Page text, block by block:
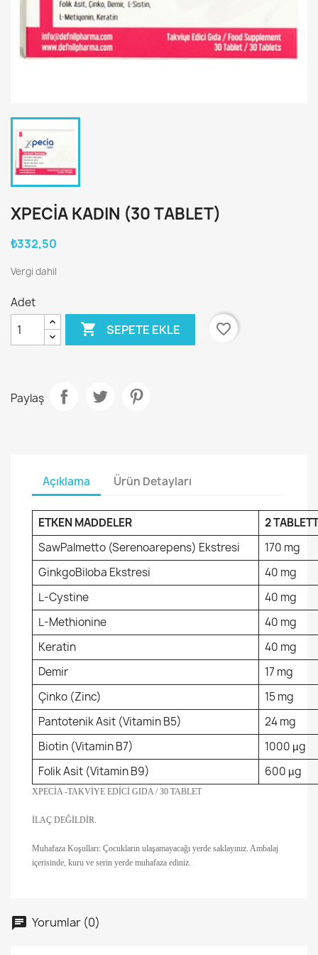
XPECIA KADIN (30 TABLET)
₺332,50
Vergi dahil
Adet
 SEPETE EKLE favorite_border
Paylaş
Açıklama Ürün Detayları
ETKEN MADDELER
2
SawPalmetto (Serenoarepens) Ekstresi
170 mg
GinkgoBiloba Ekstresi
40 mg
L-Cystine
40 mg
L-Methionine
40 mg
Keratin
40 mg
Demir
17 mg
Çinko (Zinc)
15 mg
Pantotenik Asit (Vitamin B5)
24 mg
Biotin (Vitamin B7)
1000 µg
Folik Asit (Vitamin B9)
600 µg
XPECİA -TAKVİYE EDİCİ GIDA / 30 TABLET
İLAÇ DEĞİLDİR.
Muhafaza Koşulları: Çocukların ulaşamayacağı yerde saklayınız. Ambalaj
içerisinde, kuru ve serin yerde muhafaza ediniz.
Yorumlar (0)